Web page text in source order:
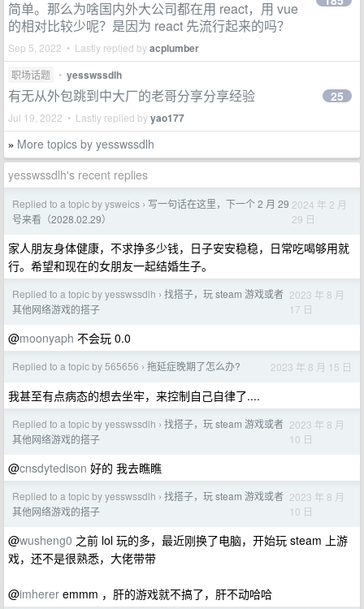
简单。那么为啥国内外大公司都在用 react，用 vue
的相对比较少呢？是因为 react 先流行起来的吗？
Sep 5, 2022 • Lastly replied byacplumber
职场话题 • yesswssdlh
有无从外包跳到中大厂的老哥分享分享经验
Jul 19, 2022 • Lastly replied byyao177
25
» More topics by yesswssdlh
yesswssdlh's recent replies
Replied to a topic by ysweics › 写一句话在这里，下一个 2 月 29
号来看（2028.02.29）
2024 年 2 月
29 日
家人朋友身体健康，不求挣多少钱，日子安安稳稳，日常吃喝够用就
行。希望和现在的女朋友一起结婚生子。
Replied to a topic by yesswssdlh › 找搭子，玩 steam 游戏或者
其他网络游戏的搭子
2023 年 8 月
17 日
@moonyaph 不会玩 0.0
Replied to a topic by 565656 › 拖延症晚期了怎么办? 2023 年 8 月 15 日
我甚至有点病态的想去坐牢，来控制自己自律了....
Replied to a topic by yesswssdlh › 找搭子，玩 steam 游戏或者
其他网络游戏的搭子
2023 年 8 月
10 日
@cnsdytedison 好的 我去瞧瞧
Replied to a topic by yesswssdlh › 找搭子，玩 steam 游戏或者
其他网络游戏的搭子
2023 年 8 月
10 日
@wusheng0 之前 lol 玩的多，最近刚换了电脑，开始玩 steam 上游
戏，还不是很熟悉，大佬带带
@imherer emmm ，肝的游戏就不搞了，肝不动哈哈